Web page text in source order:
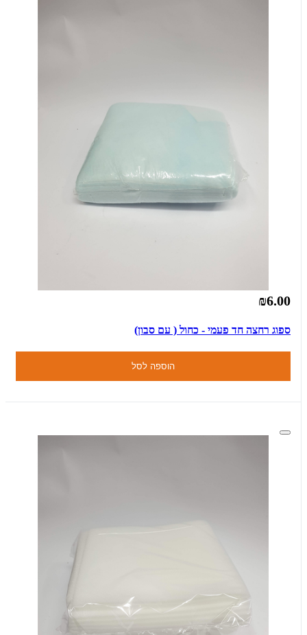
₪6.00
ספוג רחצה חד פעמי - כחול ( עם סבון)
הוספה לסל